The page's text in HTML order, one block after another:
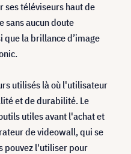
ses téléviseurs haut de
sans aucun doute
que la brillance d’image
utilisés là où l'utilisateur
et de durabilité. Le
utiles avant l'achat et
de videowall, qui se
pouvez l'utiliser pour